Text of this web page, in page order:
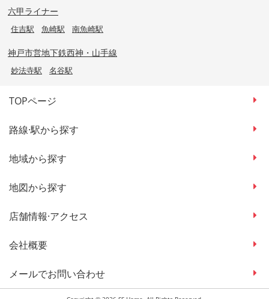
六甲ライナー
住吉駅 魚崎駅 南魚崎駅
神戸市営地下鉄西神・山手線
妙法寺駅 名谷駅
TOPページ
路線·駅から探す
地域から探す
地図から探す
店舗情報·アクセス
会社概要
メールでお問い合わせ